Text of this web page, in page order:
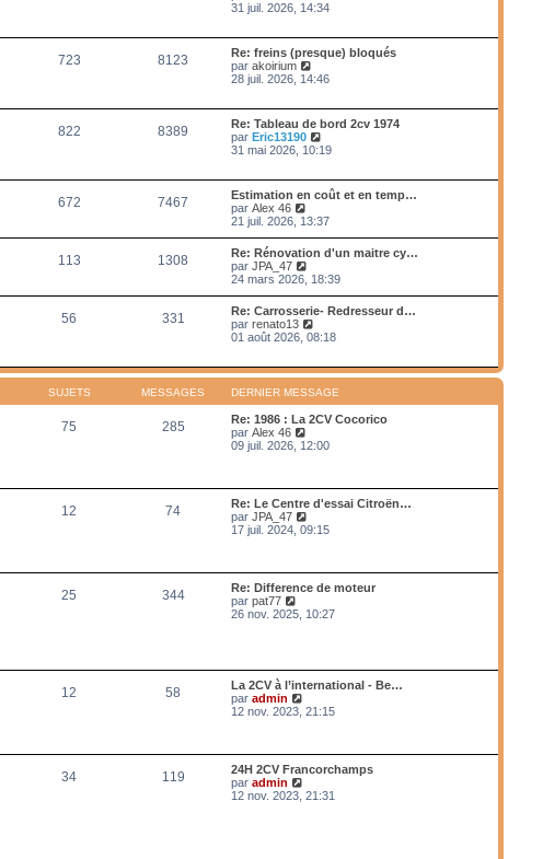
g
e
e
m
e
s
s
a
e
e
n
i
r
e
s
s
a
g
o
e
d
e
n
i
r
e
s
s
a
g
e
31 juil. 2026, 14:34
723 8123
Re: freins (presque) bloqués
parakoirium
o
e
d
e
n
i
r
m
e
s
s
a
g
e
28 juil. 2026, 14:46
822 8389
Re: Tableau de bord 2cv 1974
parEric13190
o
e
d
e
r
n
e
r
m
e
s
s
g
31 mai 2026, 10:19
672 7467
Estimation en coût et en temp…
parAlex 46
o
l
e
d
e
r
n
i
r
m
e
s
s
g
21 juil. 2026, 13:37
113 1308
Re: Rénovation d'un maitre cy…
parJPA_47
o
r
l
e
d
r
i
e
r
e
a
g
24 mars 2026, 18:39
56 331
Re: Carrosserie- Redresseur d…
parrenato13
o
l
e
e
r
n
i
m
e
s
e
01 août 2026, 08:18
SUJETS MESSAGES DERNIER MESSAGE
75 285
Re: 1986 : La 2CV Cocorico
parAlex 46
o
d
e
r
e
r
e
g
e
09 juil. 2026, 12:00
12 74
Re: Le Centre d'essai Citroën…
parJPA_47
o
d
e
r
r
m
s
g
e
17 juil. 2024, 09:15
25 344
Re: Difference de moteur
parpat77
o
e
r
n
r
m
e
s
26 nov. 2025, 10:27
12 58
La 2CV à l’international - Be…
paradmin
o
d
e
r
12 nov. 2023, 21:15
34 119
24H 2CV Francorchamps
paradmin
o
12 nov. 2023, 21:31